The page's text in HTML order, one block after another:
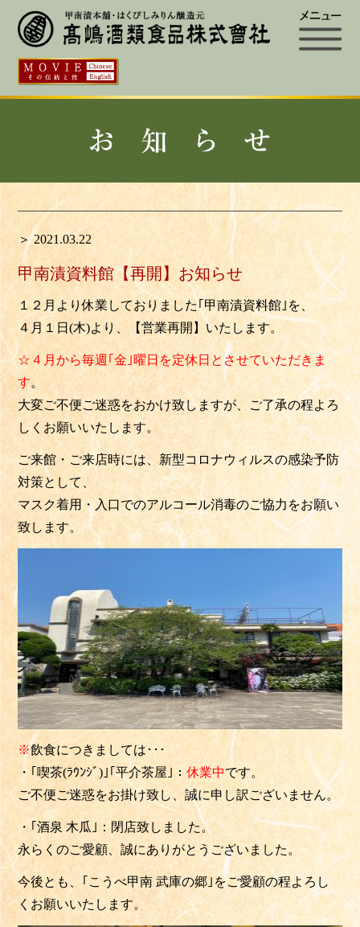
＞ 2021.03.22
甲南漬資料館【再開】お知らせ
１２月より休業しておりました｢甲南漬資料館｣を、
４月１日(木)より、【営業再開】いたします。
☆４月から毎週｢金｣曜日を定休日とさせていただきま
す。
大変ご不便ご迷惑をおかけ致しますが、ご了承の程よろ
しくお願いいたします。
ご来館・ご来店時には、新型コロナウィルスの感染予防
対策として、
マスク着用・入口でのアルコール消毒のご協力をお願い
致します。
※飲食につきましては･･･
・ ｢喫茶(ﾗｳﾝｼﾞ)｣｢平介茶屋｣：休業中です。
ご不便ご迷惑をお掛け致し、誠に申し訳ございません。
・｢酒泉 木瓜｣：閉店致しました。
永らくのご愛顧、誠にありがとうございました。
今後とも、｢こうべ甲南 武庫の郷｣をご愛顧の程よろし
くお願いいたします。